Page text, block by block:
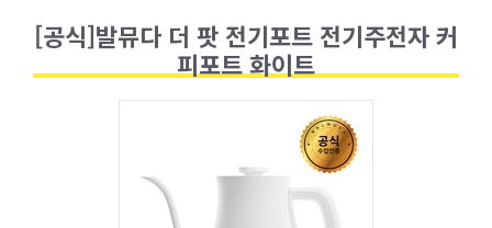
[공식]발뮤다 더 팟 전기포트 전기주전자 커
피포트 화이트